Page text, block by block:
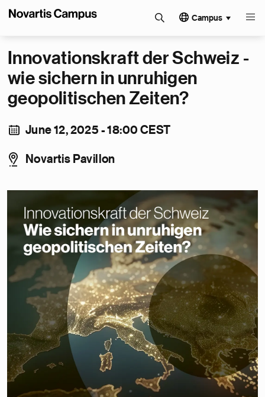
Campus
Innovationskraft der Schweiz -
wie sichern in unruhigen
geopolitischen Zeiten?
June 12, 2025 - 18:00 CEST
Novartis Pavillon